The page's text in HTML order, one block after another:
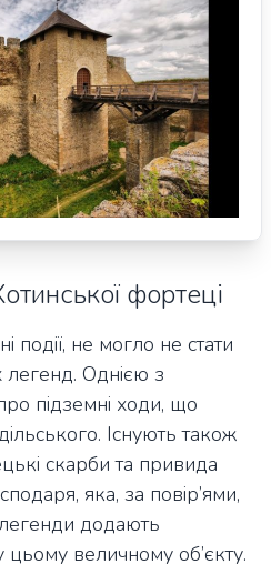
фортеці
події, не могло не стати
Однією з
підземні ходи, що
Існують також
скарби та привида
яка, за повір’ями,
додають
величному об’єкту.